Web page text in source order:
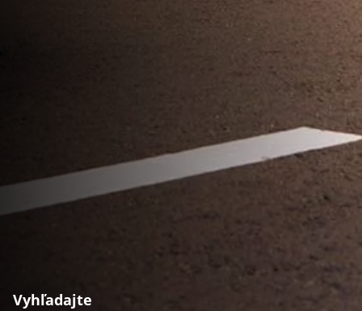
Vyhľadajte